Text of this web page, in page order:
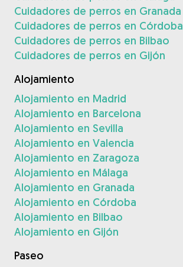
Cuidadores de perros en Granada
Cuidadores de perros en Córdoba
Cuidadores de perros en Bilbao
Cuidadores de perros en Gijón
Alojamiento
Alojamiento en Madrid
Alojamiento en Barcelona
Alojamiento en Sevilla
Alojamiento en Valencia
Alojamiento en Zaragoza
Alojamiento en Málaga
Alojamiento en Granada
Alojamiento en Córdoba
Alojamiento en Bilbao
Alojamiento en Gijón
Paseo